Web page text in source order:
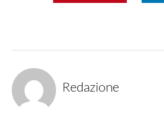
Redazione